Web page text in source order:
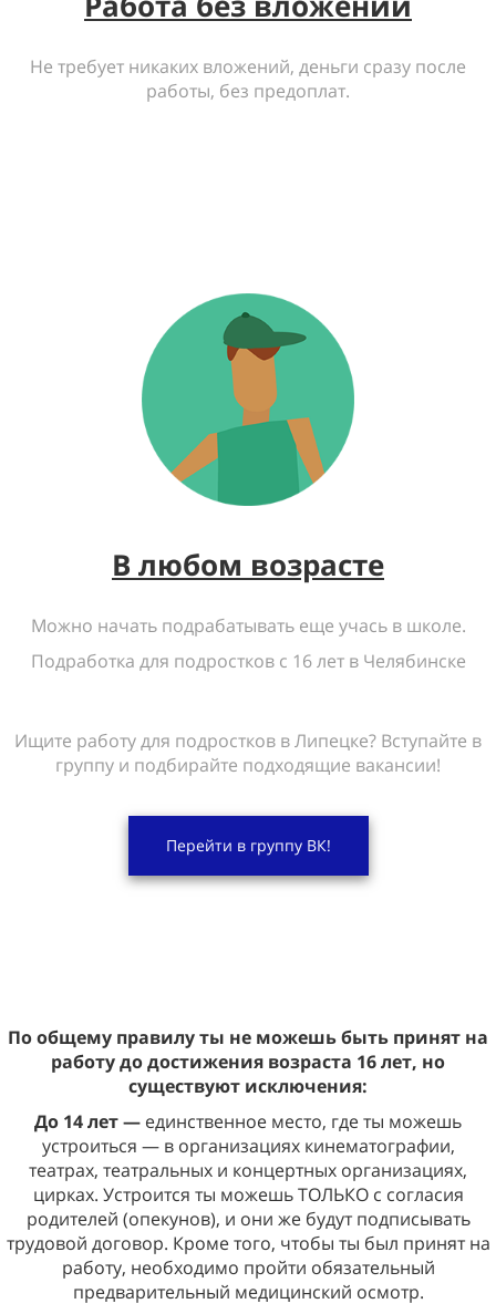
Не требует никаких вложений, деньги сразу после
работы, без предоплат.
В любом возрасте
Можно начать подрабатывать еще учась в школе.
Подработка для подростков с 16 лет в Челябинске
Ищите работу для подростков в Липецке? Вступайте в
группу и подбирайте подходящие вакансии!
Перейти в группу ВК!
По общему правилу ты не можешь быть принят на
работу до достижения возраста 16 лет, но
существуют исключения:
До 14 лет — единственное место, где ты можешь
устроиться — в организациях кинематографии,
театрах, театральных и концертных организациях,
цирках. Устроится ты можешь ТОЛЬКО с согласия
родителей (опекунов), и они же будут подписывать
трудовой договор. Кроме того, чтобы ты был принят на
работу, необходимо пройти обязательный
предварительный медицинский осмотр.